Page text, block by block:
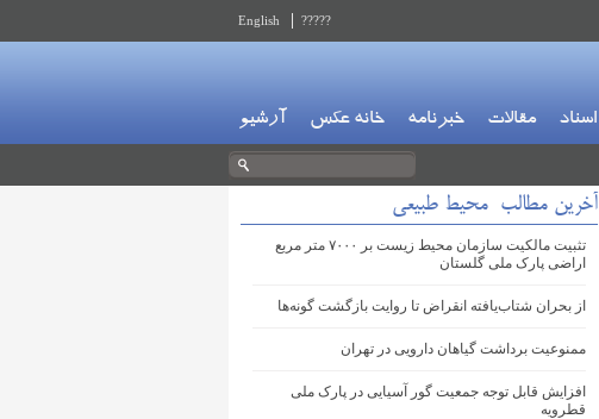
?????
English
اسناد مقالات خبرنامه خانه عکس آرشیو
آخرین مطالب محیط طبیعی
تثبیت مالکیت سازمان محیط زیست بر ۷۰۰۰ متر مربع
اراضی پارک ملی گلستان
از بحران شتاب‌یافته انقراض تا روایت بازگشت گونه‌ها
ممنوعیت برداشت گیاهان دارویی در تهران
افزایش قابل توجه جمعیت گور آسیایی در پارک ملی
قطرویه